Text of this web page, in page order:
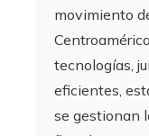
movimiento
tecnologías,
eficientes,
se gestionan